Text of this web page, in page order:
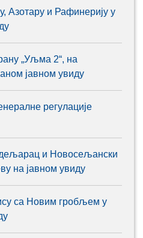
Азотару и Рафинерију у
„Уљма 2“, на
јавном увиду
регулације
и Новосељански
на јавном увиду
са Новим гробљем у